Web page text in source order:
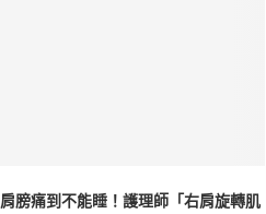
肩膀痛到不能睡！護理師「右肩旋轉肌